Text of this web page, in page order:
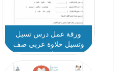
ورقة عمل درس تسيل
وتسيل حلاوة عربي صف